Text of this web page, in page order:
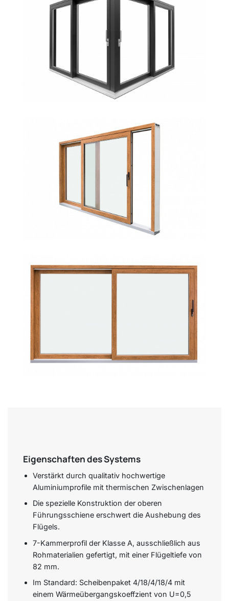
Eigenschaften des Systems
Verstärkt durch qualitativ hochwertige
Aluminiumprofile mit thermischen Zwischenlagen
Die spezielle Konstruktion der oberen
Führungsschiene erschwert die Aushebung des
Flügels.
7-Kammerprofil der Klasse A, ausschließlich aus
Rohmaterialien gefertigt, mit einer Flügeltiefe von
82 mm.
Im Standard: Scheibenpaket 4/18/4/18/4 mit
einem Wärmeübergangskoeffzient von U=0,5